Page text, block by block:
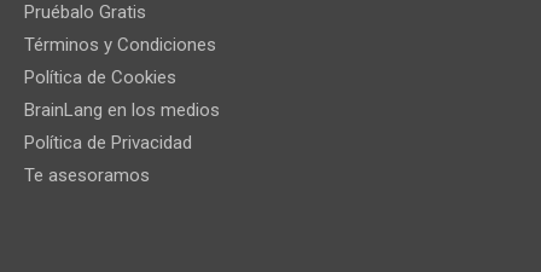
Pruébalo Gratis
Términos y Condiciones
Política de Cookies
BrainLang en los medios
Política de Privacidad
Te asesoramos